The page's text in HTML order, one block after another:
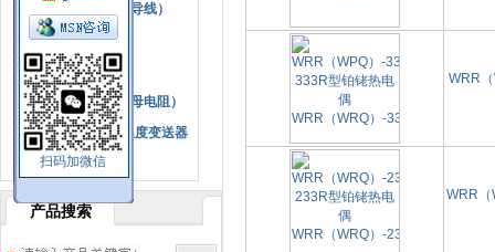
扫码加微信
热电偶补偿电缆（导线）
振动传感器
热电阻
铂热电阻元件（云母电阻）
SBW系列一体化温度变送器
双金属温度计
产品搜索
WRR
WRR（